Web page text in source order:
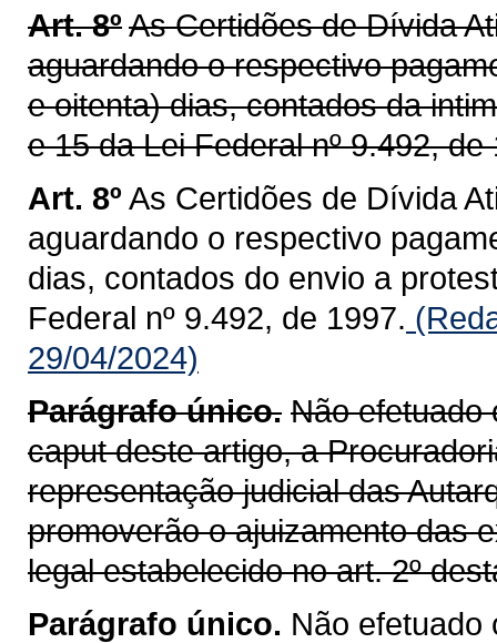
Art. 8ºAs Certidões de Dívida
aguardando o respectivo
e oitenta) dias, contados da
e 15 da Lei Federal nº 9.492, de
Art. 8º As Certidões de Dívida
aguardando o respectivo
dias, contados do envio a
Federal nº 9.492, de 1997.
29/04/2024)
Parágrafo único. Não efetuado
caput deste artigo, a
representação judicial das
promoverão o ajuizamento das
legal estabelecido no art. 2º
Parágrafo único. Não efetuado